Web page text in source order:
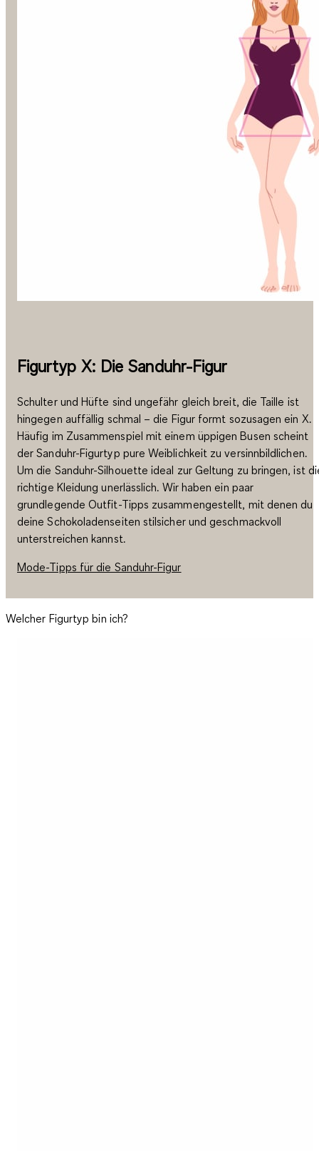
Figurtyp X: Die Sanduhr-Figur
Schulter und Hüfte sind ungefähr gleich breit, die Taille ist
hingegen auffällig schmal – die Figur formt sozusagen ein X.
Häufig im Zusammenspiel mit einem üppigen Busen scheint
der Sanduhr-Figurtyp pure Weiblichkeit zu versinnbildlichen.
Um die Sanduhr-Silhouette ideal zur Geltung zu bringen, ist
richtige Kleidung unerlässlich. Wir haben ein paar
grundlegende Outfit-Tipps zusammengestellt, mit denen du
deine Schokoladenseiten stilsicher und geschmackvoll
unterstreichen kannst.
Mode-Tipps für die Sanduhr-Figur
Welcher Figurtyp bin ich?